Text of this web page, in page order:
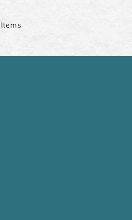
Items